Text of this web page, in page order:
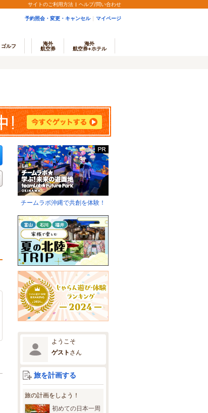
サイトのご利用方法 ヘルプ/問い合わせ
予約照会・変更・キャンセル マイページ
ゴルフ
海外
航空券
海外
航空券+ホテル
チームラボ沖縄で共創を体験！
ようこそ
ゲスト さん
旅を計画する
旅の計画をしよう！
初めての日本一周